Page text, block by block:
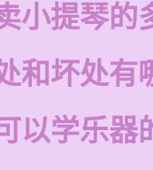
小提琴的
和坏处有
以学乐器